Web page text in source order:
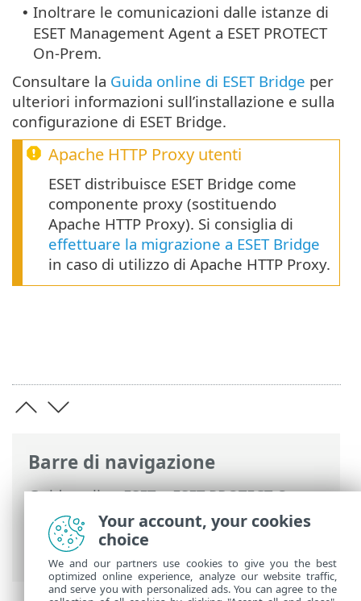
Barre di navigazione
Guida online ESET>ESET PROTECT On-
Prem> Introduzione>Architettura>
Proxy HTTP per la connessione agente -
server
• Inoltrare le comunicazioni dalle istanze di
ESET Management Agent a ESET PROTECT
On-Prem.
Consultare la Guida online di ESET Bridge per
ulteriori informazioni sull’installazione e sulla
configurazione di ESET Bridge.
Apache HTTP Proxy utenti
ESET distribuisce ESET Bridge come
componente proxy (sostituendo
Apache HTTP Proxy). Si consiglia di
effettuare la migrazione a ESET Bridge
in caso di utilizzo di Apache HTTP Proxy.
Your account, your cookies
choice
We and our partners use cookies to give you the best
optimized online experience, analyze our website traffic,
and serve you with personalized ads. You can agree to the